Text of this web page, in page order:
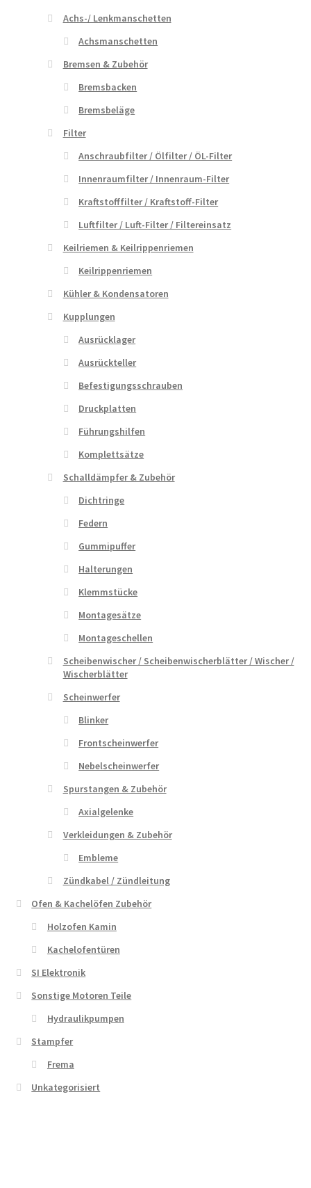
Achs-/ Lenkmanschetten
Achsmanschetten
Bremsen & Zubehör
Bremsbacken
Bremsbeläge
Filter
Anschraubfilter / Ölfilter / ÖL-Filter
Innenraumfilter / Innenraum-Filter
Kraftstofffilter / Kraftstoff-Filter
Luftfilter / Luft-Filter / Filtereinsatz
Keilriemen & Keilrippenriemen
Keilrippenriemen
Kühler & Kondensatoren
Kupplungen
Ausrücklager
Ausrückteller
Befestigungsschrauben
Druckplatten
Führungshilfen
Komplettsätze
Schalldämpfer & Zubehör
Dichtringe
Federn
Gummipuffer
Halterungen
Klemmstücke
Montagesätze
Montageschellen
Scheibenwischer / Scheibenwischerblätter / Wischer /
Wischerblätter
Scheinwerfer
Blinker
Frontscheinwerfer
Nebelscheinwerfer
Spurstangen & Zubehör
Axialgelenke
Verkleidungen & Zubehör
Embleme
Zündkabel / Zündleitung
Ofen & Kachelöfen Zubehör
Holzofen Kamin
Kachelofentüren
SI Elektronik
Sonstige Motoren Teile
Hydraulikpumpen
Stampfer
Frema
Unkategorisiert